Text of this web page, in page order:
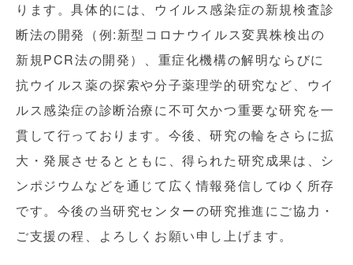
ります。具体的には、ウイルス感染症の新規検査診
断法の開発（例:新型コロナウイルス変異株検出の
新規PCR法の開発）、重症化機構の解明ならびに
抗ウイルス薬の探索や分子薬理学的研究など、ウイ
ルス感染症の診断治療に不可欠かつ重要な研究を一
貫して行っております。今後、研究の輪をさらに拡
大・発展させるとともに、得られた研究成果は、シ
ンポジウムなどを通じて広く情報発信してゆく所存
です。今後の当研究センターの研究推進にご協力・
ご支援の程、よろしくお願い申し上げます。